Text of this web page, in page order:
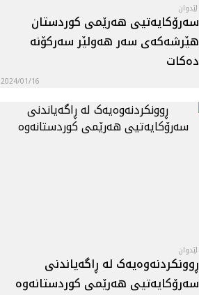
لێدوان
سه‌رۆكايه‌تيى هه‌رێمى كوردستان
هێرشه‌كه‌ى سه‌ر هه‌ولێر سه‌ركۆنه‌
ده‌كات
2024/01/16
لێدوان
ڕوونکردنه‌وه‌یه‌ک له‌ ڕاگه‌یاندنی
سه‌رۆکایه‌تیی هه‌رێمی کوردستانه‌وه‌